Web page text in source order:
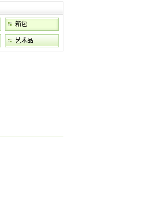
箱包
艺术品